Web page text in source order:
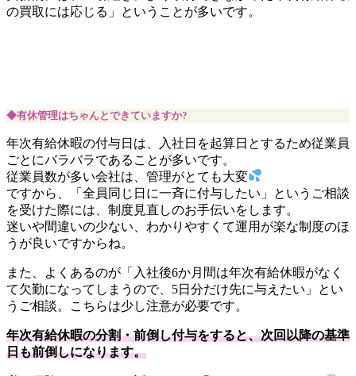
の買取には応じる」ということが多いです。
◆有休管理はちゃんとできていますか?
年次有給休暇の付与日は、入社日を起算日とするため従業員
ごとにバラバラであることが多いです。
従業員数が多い会社は、管理がとても大変
ですから、「全員同じ日に一斉に付与したい」というご相談
を受けた際には、制度見直しのお手伝いをします。
迷いや間違いの少ない、わかりやすくて運用が楽な制度のほ
うが良いですからね。
また、よくあるのが「入社後6か月間は年次有給休暇がなく
て欠勤になってしまうので、5日分だけ先に与えたい」とい
うご相談。こちらは少し注意が必要です。
年次有給休暇の分割・前倒し付与をすると、次回以降の基準
日も前倒しになります。